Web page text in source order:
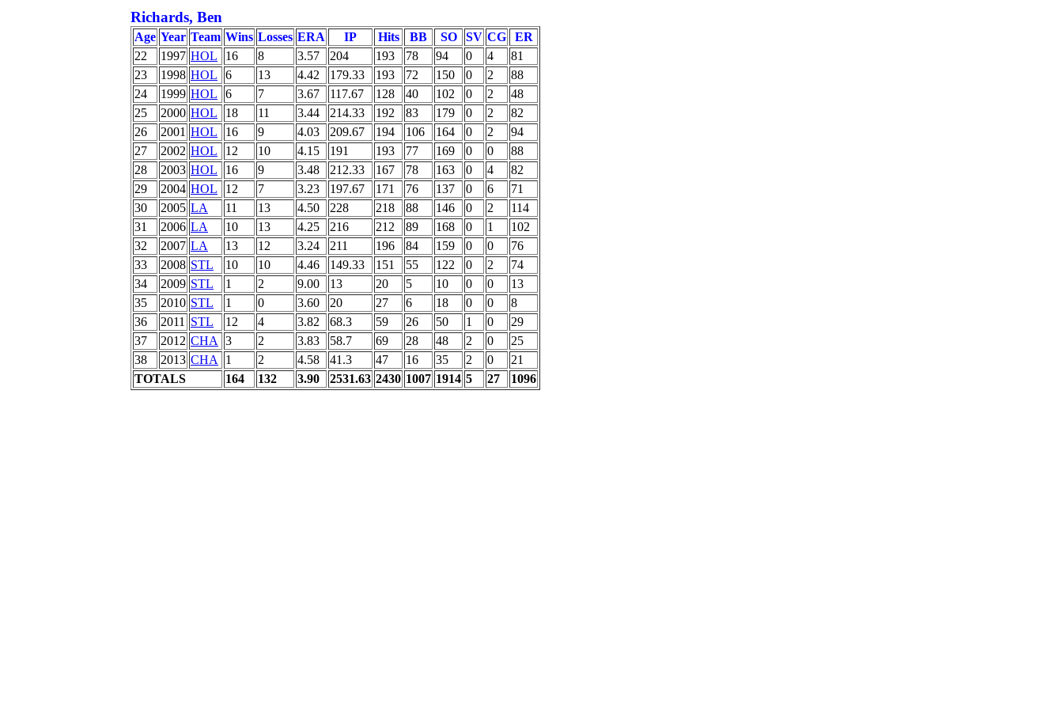
Richards, Ben
Age Year Team Wins Losses ERA IP Hits BB SO SV CG
ER
22
1997 HOL 16 8 3.57 204 193 78 94 0 4
81
23
1998 HOL 6 13 4.42 179.33 193 72 150 0 2
88
24
1999 HOL 6 7 3.67 117.67 128 40 102 0 2
48
25
2000 HOL 18 11 3.44 214.33 192 83 179 0 2
82
26
2001 HOL 16 9 4.03 209.67 194 106 164 0 2
94
27
2002 HOL 12 10 4.15 191 193 77 169 0 0
88
28
2003 HOL 16 9 3.48 212.33 167 78 163 0 4
82
29
2004 HOL 12 7 3.23 197.67 171 76 137 0 6
71
30
2005 LA 11 13 4.50 228 218 88 146 0 2
114
31
2006 LA 10 13 4.25 216 212 89 168 0 1
102
32
2007 LA 13 12 3.24 211 196 84 159 0 0
76
33
2008 STL 10 10 4.46 149.33 151 55 122 0 2
74
34
2009 STL 1 2 9.00 13 20 5 10 0 0
13
35
2010 STL 1 0 3.60 20 27 6 18 0 0
8
36
2011 STL 12 4 3.82 68.3 59 26 50 1 0
29
37
2012 CHA 3 2 3.83 58.7 69 28 48 2 0
25
38
2013 CHA 1 2 4.58 41.3 47 16 35 2 0
21
TOTALS
164 132 3.90 2531.63 2430 1007 1914 5 27 1096